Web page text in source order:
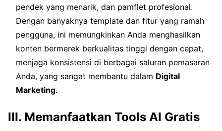
pendek yang menarik, dan pamflet profesional.
Dengan banyaknya template dan fitur yang ramah
pengguna, ini memungkinkan Anda menghasilkan
konten bermerek berkualitas tinggi dengan cepat,
menjaga konsistensi di berbagai saluran pemasaran
Anda, yang sangat membantu dalam Digital
Marketing.
III. Memanfaatkan Tools AI Gratis